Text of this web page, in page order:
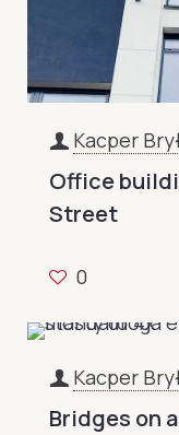
Kacper
Office
Street
0
Kacper
Bridges on